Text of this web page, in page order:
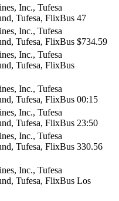
Inc., Tufesa
Tufesa, FlixBus 47
Inc., Tufesa
Tufesa, FlixBus $734.59
Inc., Tufesa
Tufesa, FlixBus
Inc., Tufesa
Tufesa, FlixBus 00:15
Inc., Tufesa
Tufesa, FlixBus 23:50
Inc., Tufesa
Tufesa, FlixBus 330.56
Inc., Tufesa
Tufesa, FlixBus Los